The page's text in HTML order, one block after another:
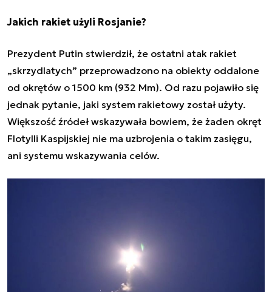
Jakich rakiet użyli Rosjanie?
Prezydent Putin stwierdził, że ostatni atak rakiet
„skrzydlatych” przeprowadzono na obiekty oddalone
od okrętów o 1500 km (932 Mm). Od razu pojawiło się
jednak pytanie, jaki system rakietowy został użyty.
Większość źródeł wskazywała bowiem, że żaden okręt
Flotylli Kaspijskiej nie ma uzbrojenia o takim zasięgu,
ani systemu wskazywania celów.